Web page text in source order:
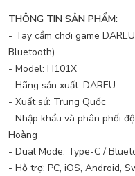
THÔNG TIN SẢN PHẨM:
- Tay cầm chơi game
Bluetooth)
- Model: H101X
- Hãng sản xuất: DAREU
- Xuất sứ: Trung Quốc
- Nhập khẩu và phân phối
Hoàng
- Dual Mode: Type-C /
- Hỗ trợ: PC, iOS, Android,